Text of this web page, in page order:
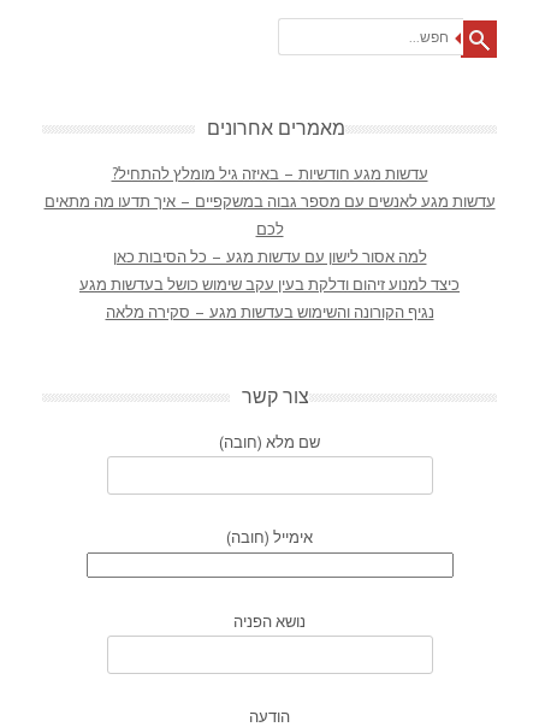
מאמרים אחרונים
עדשות מגע חודשיות – באיזה גיל מומלץ להתחיל?
עדשות מגע לאנשים עם מספר גבוה במשקפיים – איך תדעו מה מתאים
לכם
למה אסור לישון עם עדשות מגע – כל הסיבות כאן
כיצד למנוע זיהום ודלקת בעין עקב שימוש כושל בעדשות מגע
נגיף הקורונה והשימוש בעדשות מגע – סקירה מלאה
צור קשר
שם מלא (חובה)
אימייל (חובה)
נושא הפניה
הודעה